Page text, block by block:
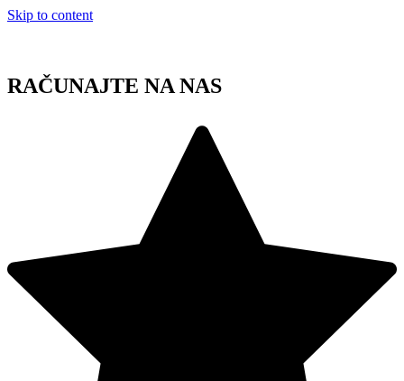
Skip to content
RAČUNAJTE NA NAS